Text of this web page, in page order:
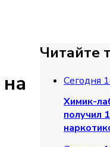
Читайте
Сегодня
Химик-
получил